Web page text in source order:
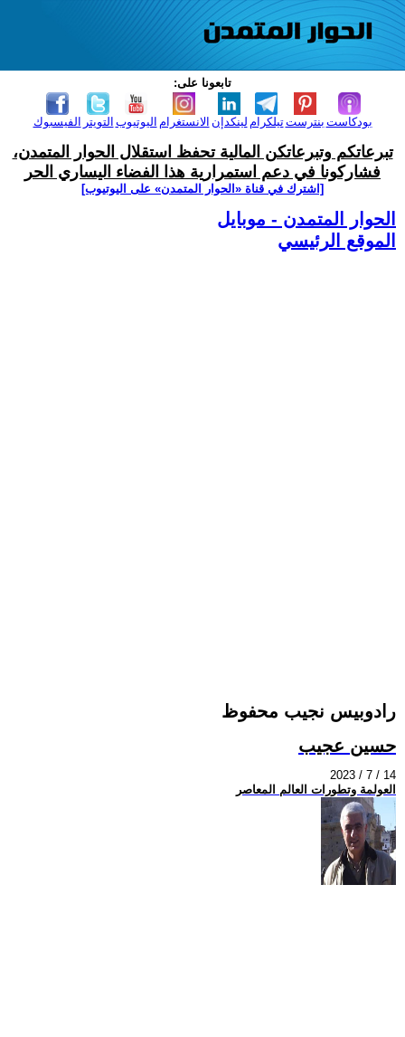
تابعونا على:
الفيسبوك التويتر اليوتيوب الانستغرام لينكدإن تيلكرامبنترست بودكاست
تبرعاتكم وتبرعاتكن المالية تحفظ استقلال الحوار المتمدن،
فشاركونا في دعم استمرارية هذا الفضاء اليساري الحر
[اشترك في قناة ‫«الحوار المتمدن» على اليوتيوب]
الحوار المتمدن - موبايل
الموقع الرئيسي
رادوبيس نجيب محفوظ
حسين عجيب
2023 / 7 / 14
العولمة وتطورات العالم المعاصر